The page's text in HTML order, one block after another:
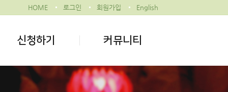
HOME 로그인 회원가입 English
신청하기 커뮤니티